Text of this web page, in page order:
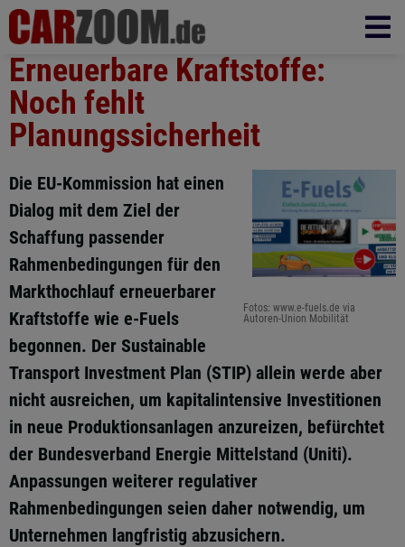
Erneuerbare Kraftstoffe:
Noch fehlt
Planungssicherheit
Fotos: www.e-fuels.de via
Autoren-Union Mobilität
Die EU-Kommission hat einen
Dialog mit dem Ziel der
Schaffung passender
Rahmenbedingungen für den
Markthochlauf erneuerbarer
Kraftstoffe wie e-Fuels
begonnen. Der Sustainable
Transport Investment Plan (STIP) allein werde aber
nicht ausreichen, um kapitalintensive Investitionen
in neue Produktionsanlagen anzureizen, befürchtet
der Bundesverband Energie Mittelstand (Uniti).
Anpassungen weiterer regulativer
Rahmenbedingungen seien daher notwendig, um
Unternehmen langfristig abzusichern.